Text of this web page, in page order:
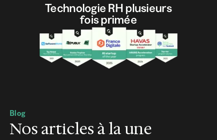
Technologie RH plusieurs
fois primée
Blog
Nos articles à la une